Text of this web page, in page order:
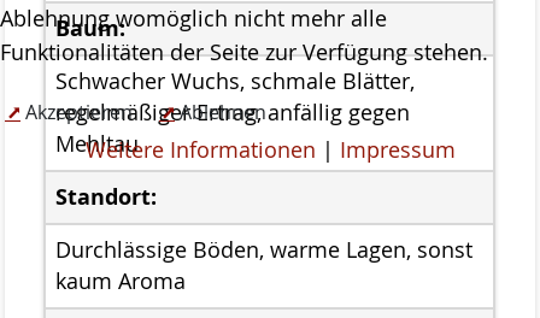
Meldungen
Über uns
Geschäftsstelle
Die Gremien der Stiftung Naturschutz
Der Vorstand
Das Kuratorium
Baum:
Schwacher Wuchs, schmale Blätter,
regelmäßiger Ertrag, anfällig gegen
Mehltau
Standort:
Durchlässige Böden, warme Lagen, sonst
kaum Aroma
Ablehnung womöglich nicht mehr alle
Funktionalitäten der Seite zur Verfügung stehen.
Akzeptieren Ablehnen
Weitere Informationen | Impressum